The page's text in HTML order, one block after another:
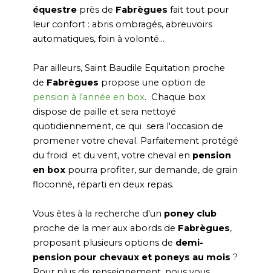
équestre près de Fabrègues fait tout pour
leur confort : abris ombragés, abreuvoirs
automatiques, foin à volonté...
Par ailleurs, Saint Baudile Equitation proche
de Fabrègues propose une option de
pension à l'année en box. Chaque box
dispose de paille et sera nettoyé
quotidiennement, ce qui sera l'occasion de
promener votre cheval. Parfaitement protégé
du froid et du vent, votre cheval en pension
en box pourra profiter, sur demande, de grain
floconné, réparti en deux repas.
Vous êtes à la recherche d'un poney club
proche de la mer aux abords de Fabrègues,
proposant plusieurs options de demi-
pension pour chevaux et poneys au mois ?